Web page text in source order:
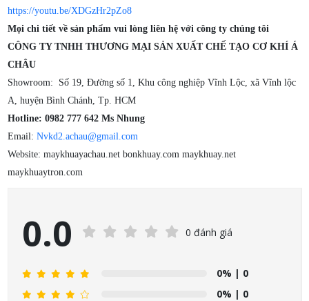
https://youtu.be/XDGzHr2pZo8
Mọi chi tiết về sản phẩm vui lòng liên hệ với công ty chúng tôi
CÔNG TY TNHH THƯƠNG MẠI SẢN XUẤT CHẾ TẠO CƠ KHÍ Á
CHÂU
Showroom: Số 19, Đường số 1, Khu công nghiệp Vĩnh Lộc, xã Vĩnh lộc
A, huyện Bình Chánh, Tp. HCM
Hotline: 0982 777 642 Ms Nhung
Email: Nvkd2.achau@gmail.com
Website: maykhuayachau.net bonkhuay.com maykhuay.net
maykhuaytron.com
0.0 0 đánh giá
0% | 0
0% | 0